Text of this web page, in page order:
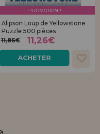
PROMOTION !
Alipson Loup de Yellowstone
Puzzle 500 pièces
11,85€
11,26€
ACHETER